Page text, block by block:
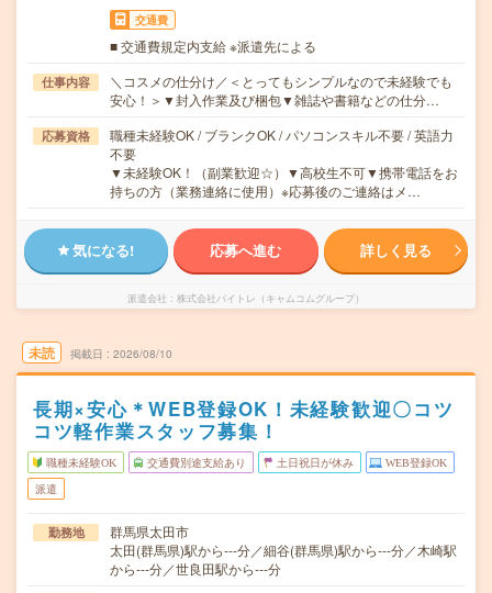
交通費
■ 交通費規定内支給 ※派遣先による
仕事内容
＼コスメの仕分け／＜とってもシンプルなので未経験でも
安心！＞▼封入作業及び梱包▼雑誌や書籍などの仕分…
応募資格
職種未経験OK / ブランクOK / パソコンスキル不要 / 英語力
不要
▼未経験OK！（副業歓迎☆）▼高校生不可▼携帯電話をお
持ちの方（業務連絡に使用）※応募後のご連絡はメ…
気になる! 応募へ進む 詳しく見る
派遣会社 株式会社バイトレ（キャムコムグループ）
未読 掲載日 2026/08/10
長期×安心＊WEB登録OK！未経験歓迎〇コツ
コツ軽作業スタッフ募集！
職種未経験OK 交通費別途支給あり 土日祝日が休み WEB登録OK
派遣
勤務地
群馬県太田市
太田(群馬県)駅から---分／細谷(群馬県)駅から---分／木崎駅
から---分／世良田駅から---分